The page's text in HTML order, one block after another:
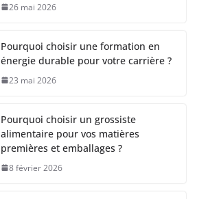
26 mai 2026
Pourquoi choisir une formation en
énergie durable pour votre carrière ?
23 mai 2026
Pourquoi choisir un grossiste
alimentaire pour vos matières
premières et emballages ?
8 février 2026